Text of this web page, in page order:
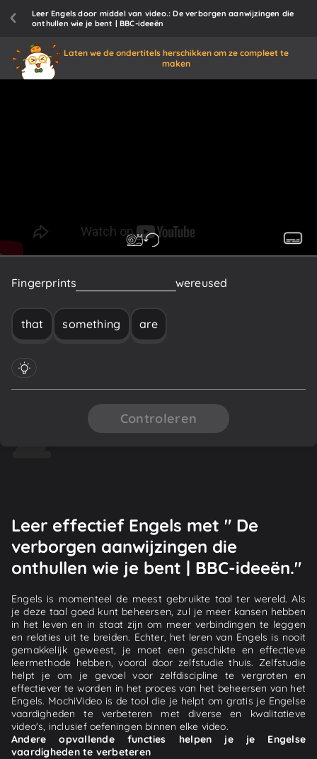
Leer Engels door middel van video.: De verborgen aanwijzingen die
onthullen wie je bent | BBC-ideeën
Laten we de ondertitels herschikken om ze compleet te
maken
Fingerprints wereused
that something are
Controleren
Leer effectief Engels met " De
verborgen aanwijzingen die
onthullen wie je bent | BBC-ideeën."
Engels is momenteel de meest gebruikte taal ter wereld. Als
je deze taal goed kunt beheersen, zul je meer kansen hebben
in het leven en in staat zijn om meer verbindingen te leggen
en relaties uit te breiden. Echter, het leren van Engels is nooit
gemakkelijk geweest, je moet een geschikte en effectieve
leermethode hebben, vooral door zelfstudie thuis. Zelfstudie
helpt je om je gevoel voor zelfdiscipline te vergroten en
effectiever te worden in het proces van het beheersen van het
Engels. MochiVideo is de tool die je helpt om gratis je Engelse
vaardigheden te verbeteren met diverse en kwalitatieve
video's, inclusief oefeningen binnen elke video.
Andere opvallende functies helpen je je Engelse
vaardigheden te verbeteren